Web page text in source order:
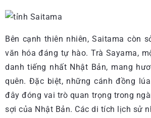
Bên cạnh thiên nhiên, Saitama còn
văn hóa đáng tự hào. Trà Sayama,
danh tiếng nhất Nhật Bản, mang
quên. Đặc biệt, những cánh đồng
đây đóng vai trò quan trọng trong
sợi của Nhật Bản. Các di tích lịch sử